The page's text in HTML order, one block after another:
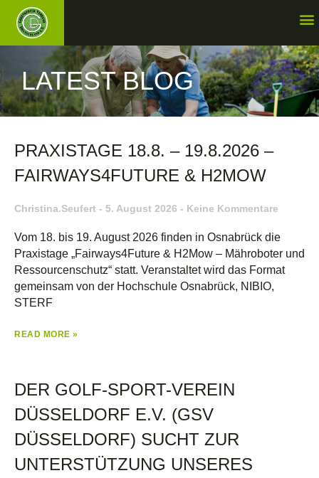
LATEST BLOG
PRAXISTAGE 18.8. – 19.8.2026 –
FAIRWAYS4FUTURE & H2MOW
Christina.seufert 5. August 2026 Keine Kommentare
Vom 18. bis 19. August 2026 finden in Osnabrück die
Praxistage „Fairways4Future & H2Mow – Mähroboter und
Ressourcenschutz“ statt. Veranstaltet wird das Format
gemeinsam von der Hochschule Osnabrück, NIBIO,
STERF
READ MORE »
DER GOLF-SPORT-VEREIN
DÜSSELDORF E.V. (GSV
DÜSSELDORF) SUCHT ZUR
UNTERSTÜTZUNG UNSERES